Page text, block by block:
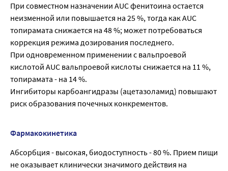
При совместном назначении AUC фенитоина остается
неизменной или повышается на 25 %, тогда как AUC
топирамата снижается на 48 %; может потребоваться
коррекция режима дозирования последнего.
При одновременном применении с вальпроевой
кислотой AUC вальпроевой кислоты снижается на 11 %,
топирамата - нa 14 %.
Ингибиторы карбоангидразы (ацетазоламид) повышают
риск образования почечных конкрементов.
Фармакокинетика
Абсорбция - высокая, биодоступность - 80 %. Прием пищи
не оказывает клинически значимого действия на